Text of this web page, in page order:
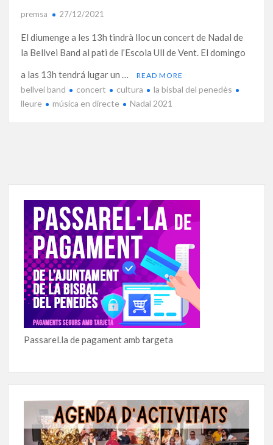
premsa 27/12/2021
El diumenge a les 13h tindrà lloc un concert de Nadal de
la Bellvei Band al pati de l’Escola Ull de Vent. El domingo
a las 13h tendrá lugar un …
READ MORE
bellvei band concert cultura
la bisbal del penedès
lleure
música en directe Nadal 2021
Passarel.la de pagament amb targeta